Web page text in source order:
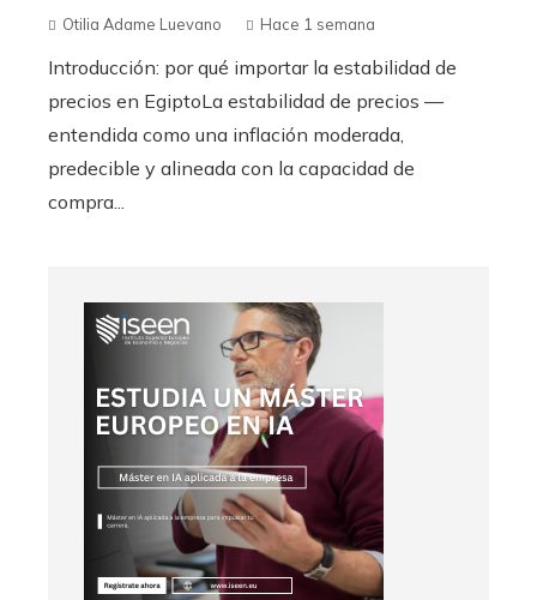
Otilia Adame Luevano Hace 1 semana
Introducción: por qué importar la estabilidad de
precios en EgiptoLa estabilidad de precios —
entendida como una inflación moderada,
predecible y alineada con la capacidad de
compra...